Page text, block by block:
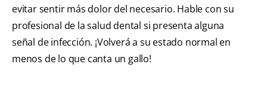
evitar sentir más dolor del necesario. Hable con su
profesional de la salud dental si presenta alguna
señal de infección. ¡Volverá a su estado normal en
menos de lo que canta un gallo!